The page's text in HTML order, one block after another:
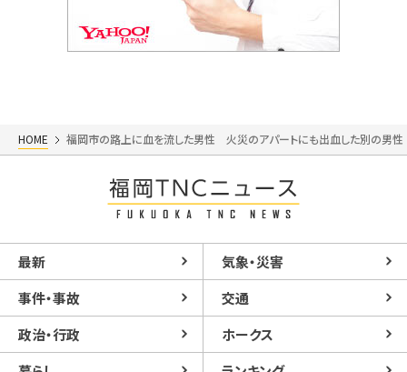
HOME 福岡市の路上に血を流した男性 火災のアパートにも出血した別の男
最新
気象・災害
事件・事故
交通
政治・行政
ホークス